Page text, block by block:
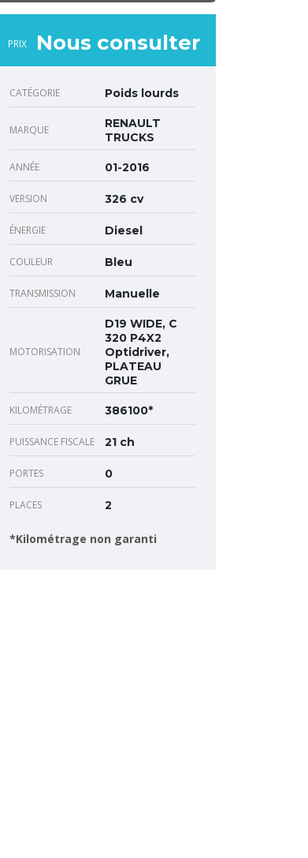
PRIX Nous consulter
CATÉGORIE Poids lourds
MARQUE
RENAULT
TRUCKS
ANNÉE 01-2016
VERSION 326 cv
ÉNERGIE Diesel
COULEUR Bleu
TRANSMISSION Manuelle
MOTORISATION
D19 WIDE, C
320 P4X2
Optidriver,
PLATEAU
GRUE
KILOMÉTRAGE 386100*
PUISSANCE FISCALE 21 ch
PORTES 0
PLACES 2
*Kilométrage non garanti